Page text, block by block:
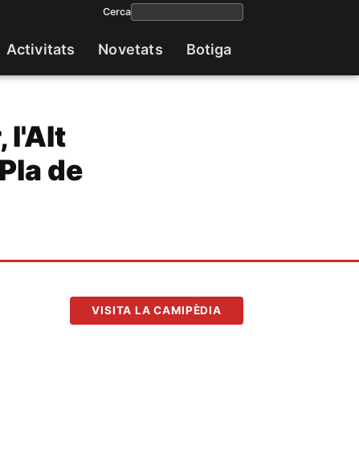
Cerca
Activitats Novetats Botiga
l'Alt
de
VISITA LA CAMIPÈDIA